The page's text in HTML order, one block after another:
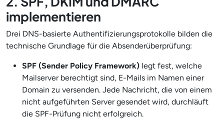
implementieren
Drei DNS-basierte Authentifizierungsprotokolle bilden die
technische Grundlage für die Absenderüberprüfung:
SPF (Sender Policy Framework) legt fest, welche
Mailserver berechtigt sind, E-Mails im Namen einer
Domain zu versenden. Jede Nachricht, die von einem
nicht aufgeführten Server gesendet wird, durchläuft
die SPF-Prüfung nicht erfolgreich.